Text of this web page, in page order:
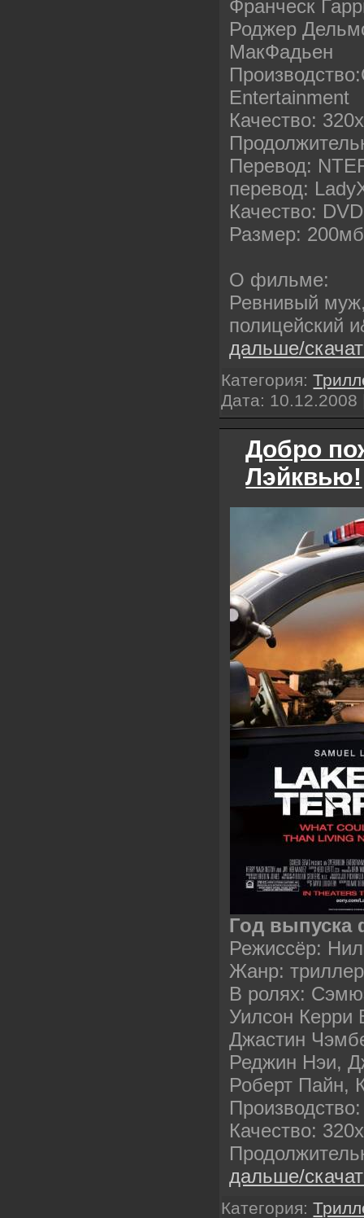
Франческ
Роджер
МакФадьен
Entertainment
Качество:
Перевод:
перевод:
Качество:
Размер: 200мб
О фильме:
Ревнивый
полицейский
дальше/
Категория:
Дата: 10.12.2008
Добро
Лэйквью!
Год выпуска
Режиссёр:
Жанр:
В ролях:
Уилсон Керри
Джастин
Реджин Нэи,
Роберт Пайн,
Качество:
дальше/
Категория: